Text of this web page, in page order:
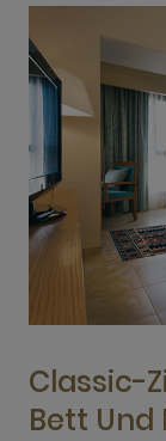
Classic-
Bett Und